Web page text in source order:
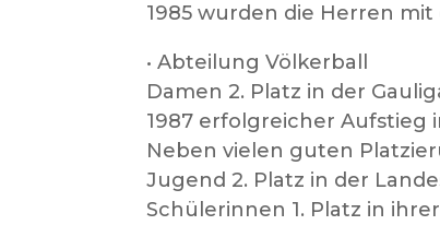
1985 wurden die Herren
• Abteilung Völkerball
Damen 2. Platz in der
1987 erfolgreicher Aufstieg
Neben vielen guten
Jugend 2. Platz in der
Schülerinnen 1. Platz in